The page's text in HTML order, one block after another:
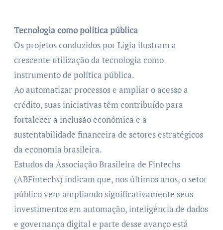
Tecnologia como política pública
Os projetos conduzidos por Lígia ilustram a
crescente utilização da tecnologia como
instrumento de política pública.
Ao automatizar processos e ampliar o acesso a
crédito, suas iniciativas têm contribuído para
fortalecer a inclusão econômica e a
sustentabilidade financeira de setores estratégicos
da economia brasileira.
Estudos da Associação Brasileira de Fintechs
(ABFintechs) indicam que, nos últimos anos, o setor
público vem ampliando significativamente seus
investimentos em automação, inteligência de dados
e governança digital e parte desse avanço está